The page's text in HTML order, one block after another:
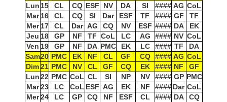
Lun 15 CL CQ ESF NV DA SI #### AG CoL
Mar 16 CL CQ SI Dar ESF TF #### GF
TF
Mer 17 CL Dar AG CQ NV ESF #### DA
EK
Jeu 18 GP NF TF CoL LC AG #### NV CoL
Ven 19 GP NF DA PMC EK LC #### TF
DA
Sam20 PMC EK NF CL GF CQ #### AG CoL
Dim21 PMC NV CL GF CQ EK #### NF
GF
Lun22 PMC CoL CL SI NP NV #### GP PMC
Mar 23 LC CoL ESF AG EK NF #### Dar CoL
Mer 24 LC GP CQ NF ESF CL #### DA
CQ